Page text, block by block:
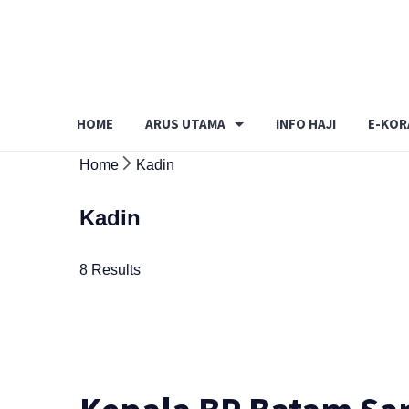
HOME ARUS UTAMA INFO HAJI E-
Home Kadin
Kadin
8 Results